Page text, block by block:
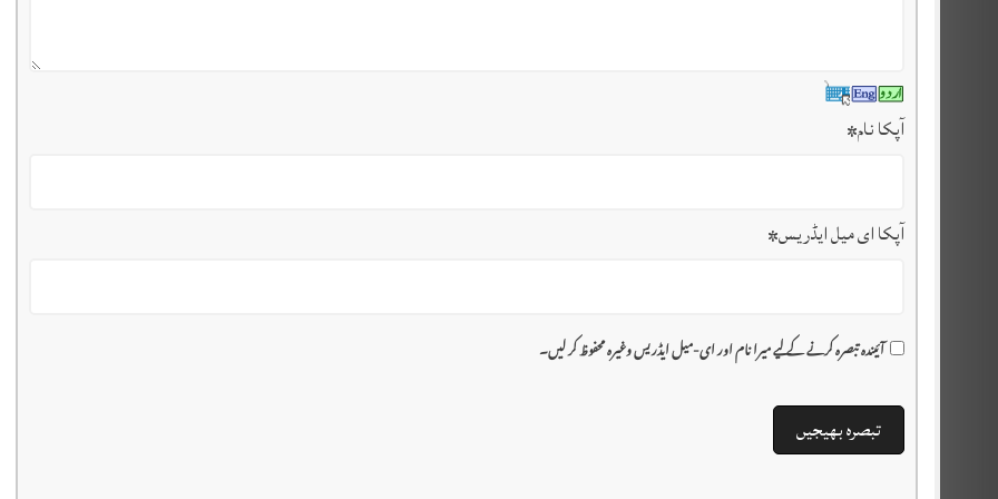
آپکا نام*
آپکا ای میل ایڈریس*
آئیندہ تبصرہ کرنے کے لیے میرا نام اور ای-میل ایڈریس وغیرہ محفوظ کر لیں۔